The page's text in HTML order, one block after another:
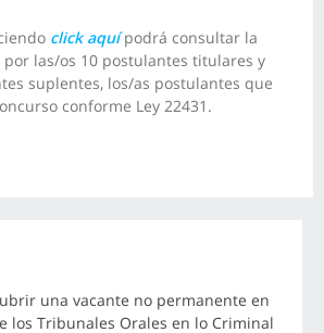
click aquí podrá consultar la
las/os 10 postulantes titulares y
suplentes, los/as postulantes que
conforme Ley 22431.
una vacante no permanente en
los Tribunales Orales en lo Criminal